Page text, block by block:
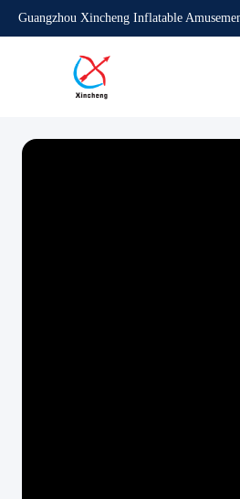
Guangzhou Xincheng Inflatable